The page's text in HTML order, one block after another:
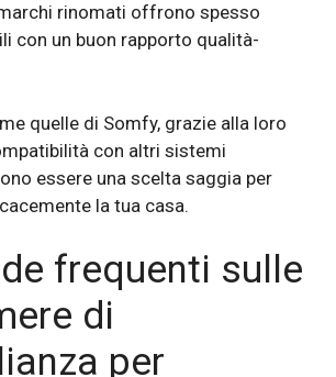
rinomati offrono spesso
con un buon rapporto qualità-
quelle di Somfy, grazie alla loro
con altri sistemi
essere una scelta saggia per
la tua casa.
frequenti sulle
di
per